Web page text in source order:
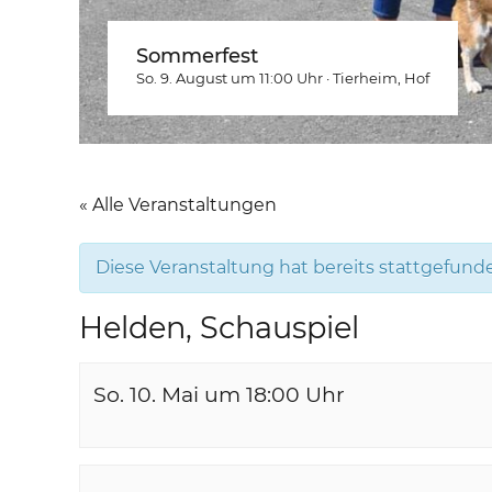
Sommerfest
So. 9. August um 11:00 Uhr ·Tierheim , Hof
« Alle Veranstaltungen
Diese Veranstaltung hat bereits
Helden, Schauspiel
So. 10. Mai um 18:00 Uhr